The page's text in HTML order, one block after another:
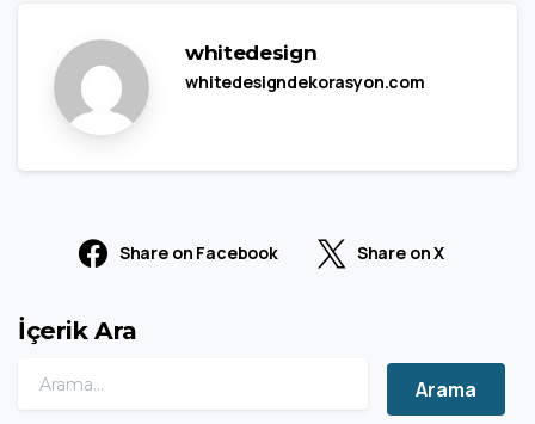
whitedesign
whitedesigndekorasyon.com
Share on Facebook Share on X
İçerik Ara
Search for: